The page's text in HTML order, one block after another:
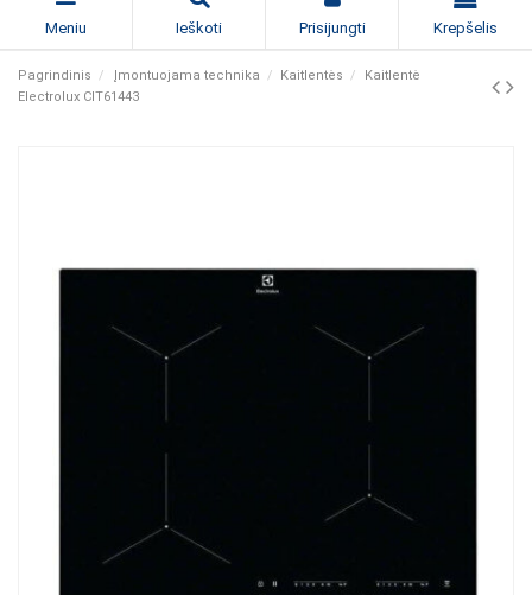
Meniu Ieškoti Prisijungti Krepšelis
Pagrindinis Įmontuojama technika Kaitlentės
Kaitlentė
Electrolux CIT61443